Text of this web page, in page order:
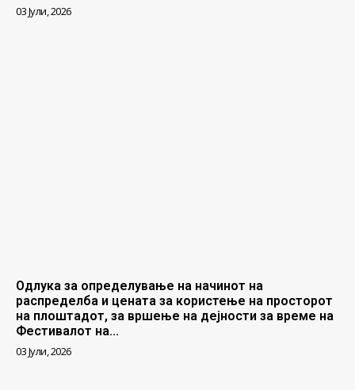
03 Јули, 2026
Одлука за определување на начинот на
распределба и цената за користење на просторот
на плоштадот, за вршење на дејности за време на
Фестивалот на...
03 Јули, 2026